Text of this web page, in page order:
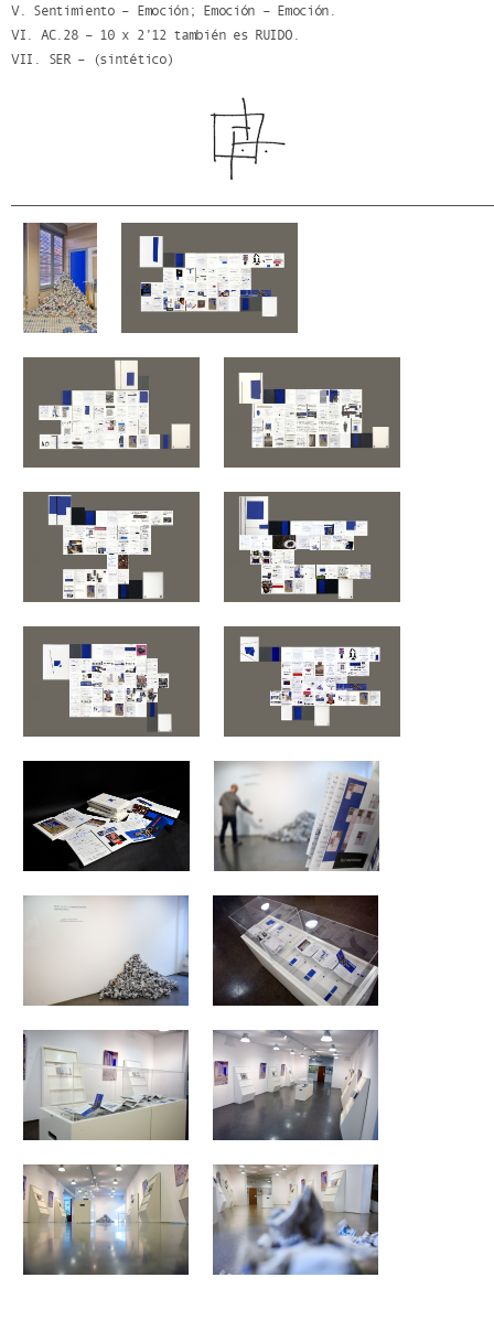
V. Sentimiento – Emoción; Emoción – Emoción.
VI. AC.28 – 10 x 2’12 también es RUIDO.
VII. SER – (sintético)